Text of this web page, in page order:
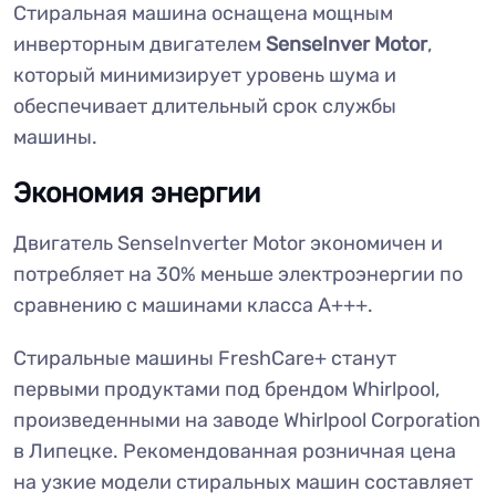
Стиральная машина оснащена мощным
инверторным двигателем SenseInver Motor,
который минимизирует уровень шума и
обеспечивает длительный срок службы
машины.
Экономия энергии
Двигатель SenseInverter Motor экономичен и
потребляет на 30% меньше электроэнергии по
сравнению с машинами класса A+++.
Стиральные машины FreshCare+ станут
первыми продуктами под брендом Whirlpool,
произведенными на заводе Whirlpool Corporation
в Липецке. Рекомендованная розничная цена
на узкие модели стиральных машин составляет